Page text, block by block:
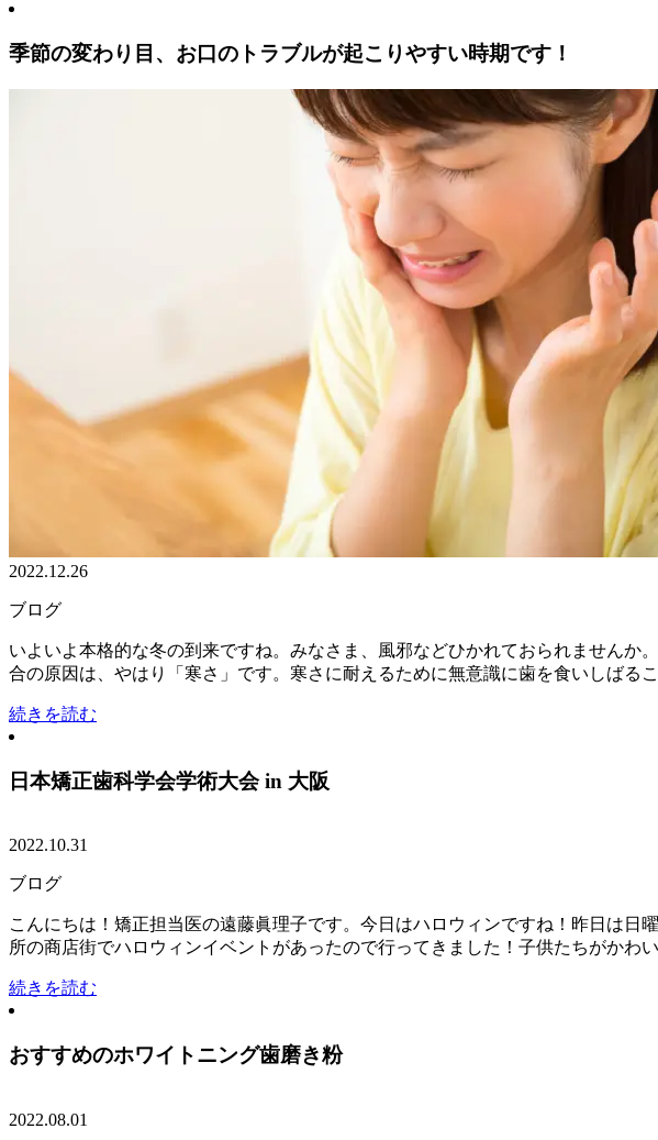
季節の変わり目、お口のトラブルが起こりやすい時期です！
2022.12.26
ブログ
いよいよ本格的な冬の到来ですね。みなさま、風邪などひかれておられません
合の原因は、やはり「寒さ」です。寒さに耐えるために無意識に歯を食いしばる
続きを読む
日本矯正歯科学会学術大会 in 大阪
2022.10.31
ブログ
こんにちは！矯正担当医の遠藤眞理子です。今日はハロウィンですね！昨日は
所の商店街でハロウィンイベントがあったので行ってきました！子供たちがかわ
続きを読む
おすすめのホワイトニング歯磨き粉
2022.08.01